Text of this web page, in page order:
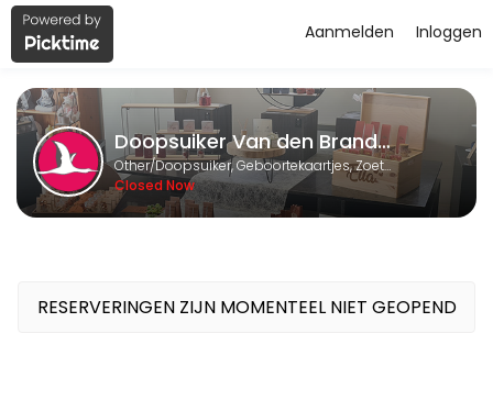
About Doopsuiker Van den Brande
Doopsuiker Van den Brande BVBA is a Doopsuiker,
Services Offered
Afspraak Doopsuiker of Geboortekaartjes
Reservatie Geboorteboeken
Inloggen
Aanmelden
Doopsuiker Van den Brande BVBA
Other/Doopsuiker, Geboortekaartjes, Zoetwaren en Relatiegeschenken
Closed Now
RESERVERINGEN ZIJN MOMENTEEL NIET GEOPEND